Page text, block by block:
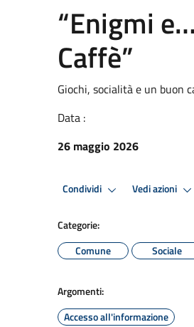
“Enigmi e…
Caffè”
Giochi, socialità e un buon
Data :
26 maggio 2026
Condividi Vedi azioni
Categorie:
Comune
Sociale
Argomenti:
Accesso all'informazione